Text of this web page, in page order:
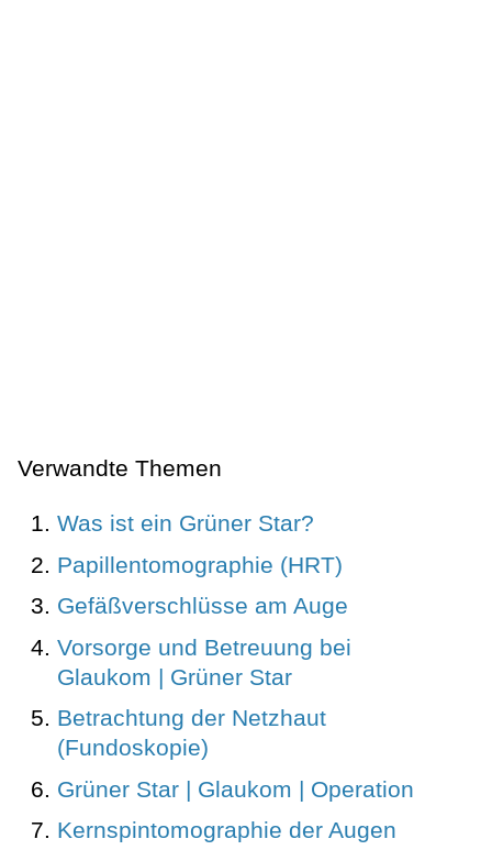
Verwandte Themen
Was ist ein Grüner Star?
Papillentomographie (HRT)
Gefäßverschlüsse am Auge
Vorsorge und Betreuung bei
Glaukom | Grüner Star
Betrachtung der Netzhaut
(Fundoskopie)
Grüner Star | Glaukom | Operation
Kernspintomographie der Augen